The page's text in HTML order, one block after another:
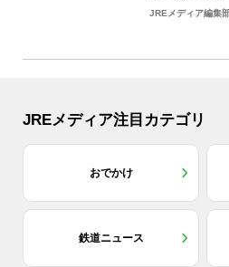
クラブ×トレイン
JREメディア編集
JREメディア注目カテゴリ
おでかけ
鉄道ニュース